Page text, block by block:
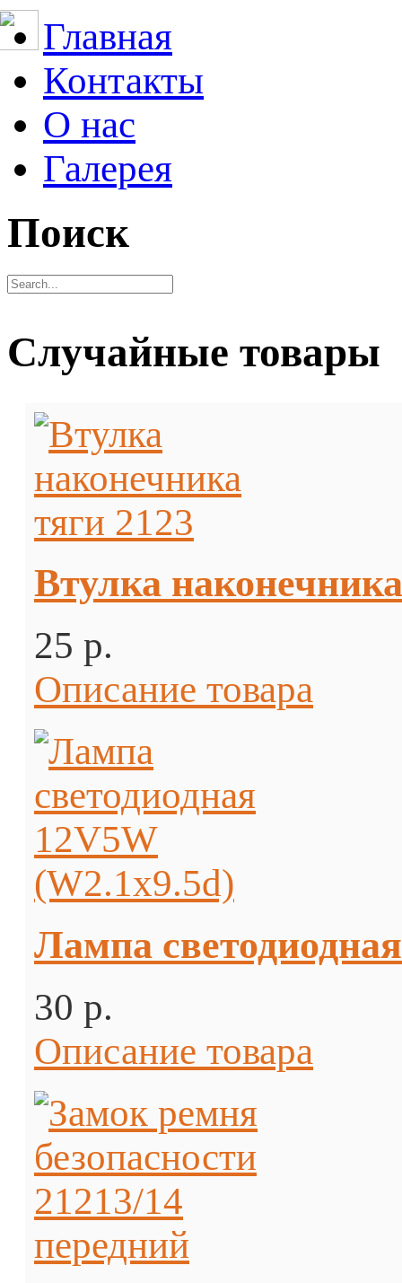
Главная
Контакты
О нас
Галерея
Поиск
Случайные товары
Втулка
25 p.
Описание товара
Лампа
30 p.
Описание товара